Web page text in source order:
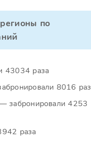
по
43034 раза
8016 раз
забронировали 4253
раза